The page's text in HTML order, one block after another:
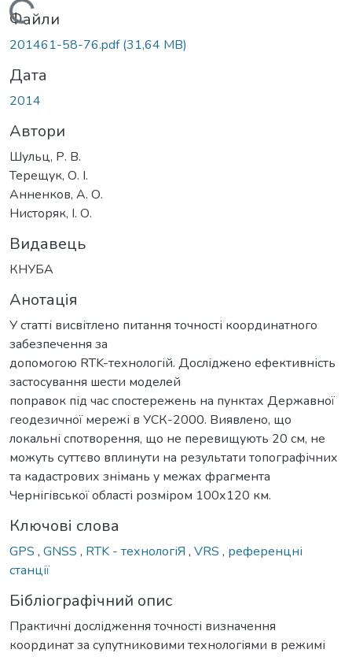
Вантажиться...
Файли
201461-58-76.pdf(31,64 MB)
Дата
2014
Автори
Шульц, Р. В.
Терещук, О. І.
Анненков, А. О.
Нисторяк, І. О.
Видавець
КНУБА
Анотація
У статті висвітлено питання точності координатного
забезпечення за
допомогою RTK-технологій. Досліджено ефективність
застосування шести моделей
поправок під час спостережень на пунктах Державної
геодезичної мережі в УСК-2000. Виявлено, що
локальні спотворення, що не перевищують 20 см, не
можуть суттєво вплинути на результати топографічних
та кадастрових знімань у межах фрагмента
Чернігівської області розміром 100х120 км.
Ключові слова
GPS , GNSS , RTK - технологіЯ , VRS , референцні
станції
Бібліографічний опис
Практичні дослідження точності визначення
координат за супутниковими технологіями в режимі